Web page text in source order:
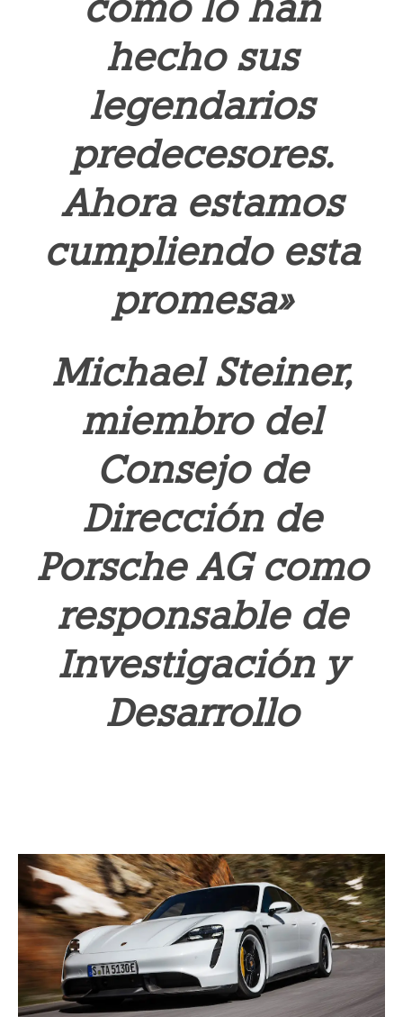
hecho sus
legendarios
predecesores.
Ahora estamos
cumpliendo esta
promesa»
Michael Steiner,
miembro del
Consejo de
Dirección de
Porsche AG como
responsable de
Investigación y
Desarrollo